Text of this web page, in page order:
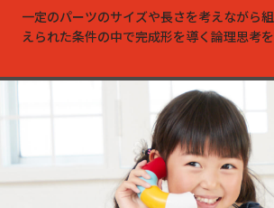
一定のパーツのサイズや長さを考えながら
えられた条件の中で完成形を導く論理思考を